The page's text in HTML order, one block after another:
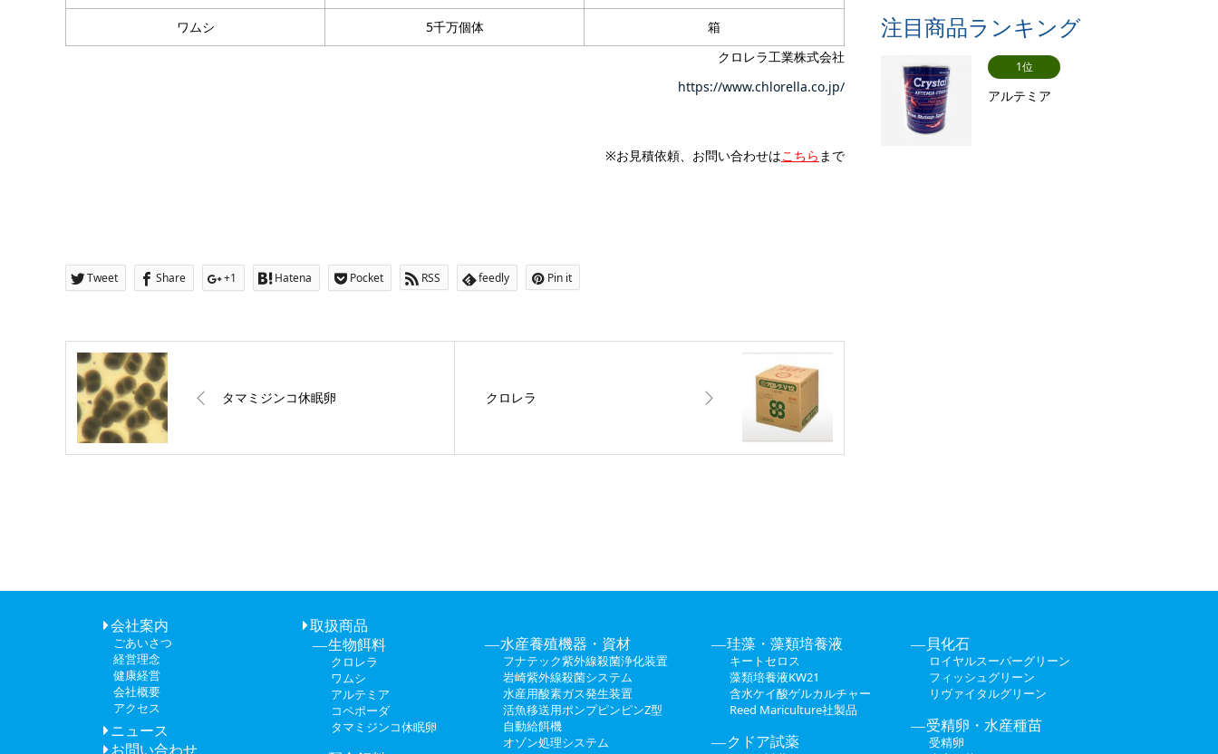
ワムシ 5千万個体
箱
クロレラ工業株式会社
https://www.chlorella.co.jp/
※お見積依頼、お問い合わせはこちら まで
Tweet Share +1 Hatena Pocket RSS feedly Pin it
タマミジンコ休眠卵 クロレラ
注目商品ランキング
1位
アルテミア
会社案内
ごあいさつ
経営理念
健康経営
会社概要
アクセス
ニュース
お問い合わせ
取扱商品
生物餌料
クロレラ
ワムシ
アルテミア
コペポーダ
タマミジンコ休眠卵
水産養殖機器・資材
フナテック紫外線殺菌浄化装置
岩崎紫外線殺菌システム
水産用酸素ガス発生装置
活魚移送用ポンプピンピンZ型
自動給餌機
オゾン処理システム
珪藻・藻類培養液
キートセロス
藻類培養液KW21
含水ケイ酸ゲルカルチャー
Reed Mariculture社製品
クドア試薬
貝化石
ロイヤルスーパーグリーン
フィッシュグリーン
リヴァイタルグリーン
受精卵・水産種苗
受精卵